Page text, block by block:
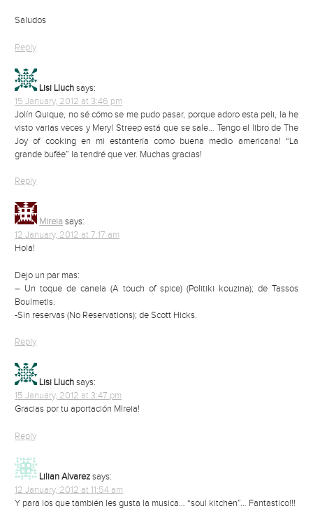
Saludos
Reply
Lisi Lluch says:
15 January, 2012 at 3:46 pm
Jolín Quique, no sé cómo se me pudo pasar, porque adoro esta peli, la he
visto varias veces y Meryl Streep está que se sale… Tengo el libro de The
Joy of cooking en mi estantería como buena medio americana! “La
grande bufée” la tendré que ver. Muchas gracias!
Reply
Mireia says:
12 January, 2012 at 7:17 am
Hola!
Dejo un par mas:
– Un toque de canela (A touch of spice) (Politiki kouzina); de Tassos
Boulmetis.
-Sin reservas (No Reservations); de Scott Hicks.
Reply
Lisi Lluch says:
15 January, 2012 at 3:47 pm
Gracias por tu aportación MIreia!
Reply
Lilian Alvarez says:
12 January, 2012 at 11:54 am
Y para los que también les gusta la musica… “soul kitchen”… Fantastico!!!